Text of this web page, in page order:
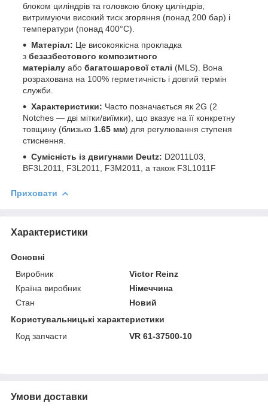
блоком циліндрів та головкою блоку циліндрів,
витримуючи високий тиск згоряння (понад 200 бар) і
температури (понад 400°C).
Матеріал: Це високоякісна прокладка
з безазбестового композитного
матеріалу або багатошарової сталі (MLS). Вона
розрахована на 100% герметичність і довгий термін
служби.
Характеристики: Часто позначається як 2G (2
Notches — дві мітки/виїмки), що вказує на її конкретну
товщину (близько 1.65 мм) для регулювання ступеня
стиснення.
Сумісність із двигунами Deutz: D2011L03,
BF3L2011, F3L2011, F3M2011, а також F3L1011F
Приховати
Характеристики
Основні
Виробник
Victor Reinz
Країна виробник
Німеччина
Стан
Новий
Користувальницькі характеристики
Код запчасти
VR 61-37500-10
Умови доставки